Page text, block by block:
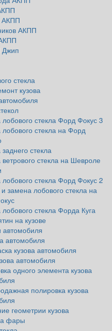
АКПП
АКПП
стекла
кузова
стекла Форд Фокус 3
стекла на Форд
стекла
стекла на Шевроле
стекла Форд Фокус 2
замена лобового стекла на
стекла Форда Куга
на кузове
автомобиля
автомобиля
кузова автомобиля
автомобиля
одного элемента кузова
полировка кузова
геометрии кузова
фары